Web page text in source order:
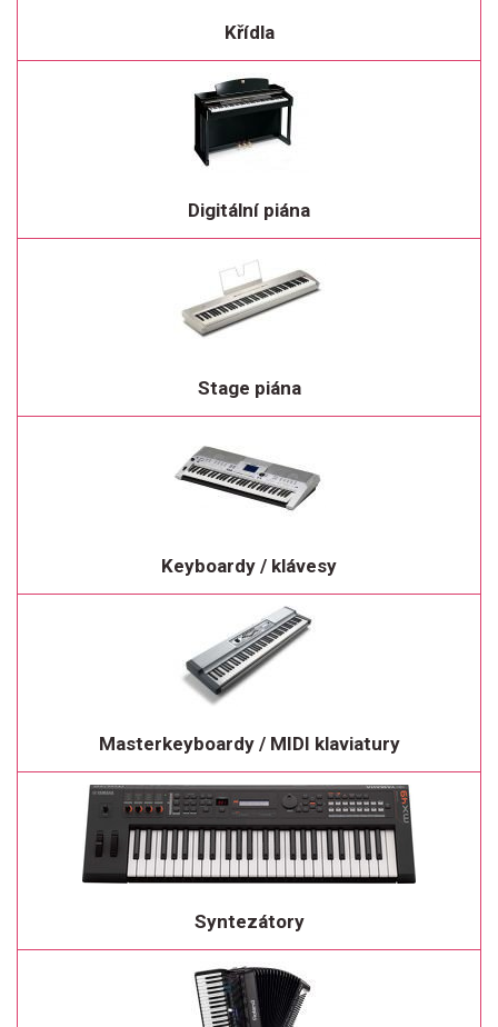
Křídla
Digitální piána
Stage piána
Keyboardy / klávesy
Masterkeyboardy / MIDI klaviatury
Syntezátory